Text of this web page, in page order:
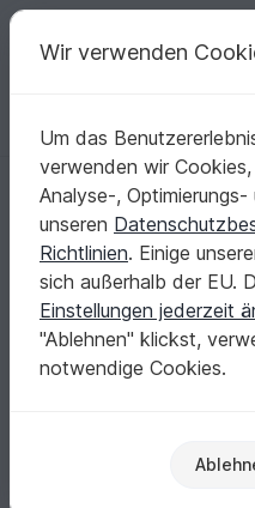
Deine kreativen Ideen
Deutsch | € (EUR)
Startseite Nähen Damen
eBook Minna Damen
eBook Minna Damen
Wir verwenden
Um das
verwenden wir
Analyse-,
unseren
Richtlinien. Einige
sich außerhalb der EU.
Einstellungen jederzeit
"Ablehnen" klickst,
notwendige Cookies.